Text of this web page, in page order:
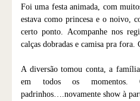
Foi uma festa animada, com
estava como princesa e o noivo,
certo ponto. Acompanhe nos
calças dobradas e camisa pra fora.
A diversão tomou conta, a
em todos os momentos.
padrinhos….novamente show à